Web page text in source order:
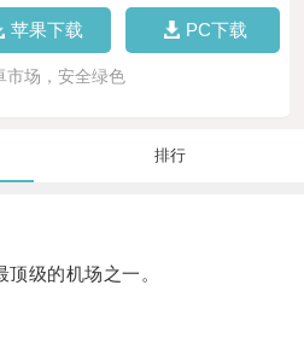
苹果下载 PC下载
市场，安全绿色
排行
级的机场之一。